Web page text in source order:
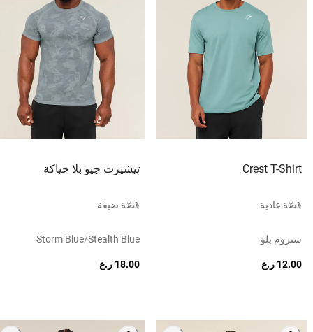
Crest T-Shirt
قصّة عادية
ستروم بلو
12.00 ر.ع
تيشيرت جيو بلا حياكة
قصّة ضيقة
Storm Blue/stealth Blue
18.00 ر.ع